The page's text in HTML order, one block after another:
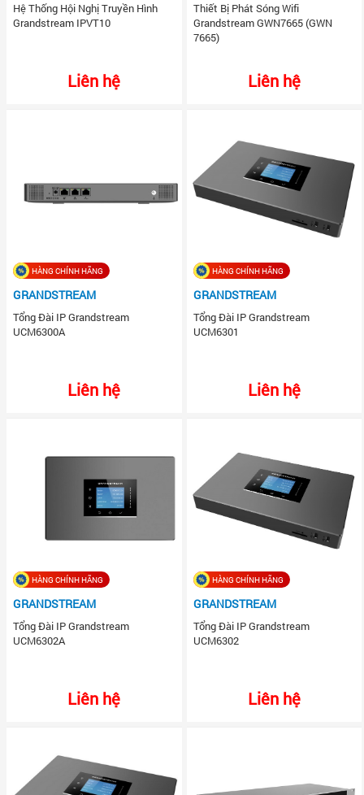
Hệ Thống Hội Nghị Truyền Hình
Grandstream IPVT10
Liên hệ
Thiết Bị Phát Sóng Wifi
Grandstream GWN7665 (GWN
7665)
Liên hệ
HÀNG CHÍNH HÃNG
GRANDSTREAM
Tổng Đài IP Grandstream
UCM6300A
Liên hệ
HÀNG CHÍNH HÃNG
GRANDSTREAM
Tổng Đài IP Grandstream
UCM6301
Liên hệ
HÀNG CHÍNH HÃNG
GRANDSTREAM
Tổng Đài IP Grandstream
UCM6302A
Liên hệ
HÀNG CHÍNH HÃNG
GRANDSTREAM
Tổng Đài IP Grandstream
UCM6302
Liên hệ